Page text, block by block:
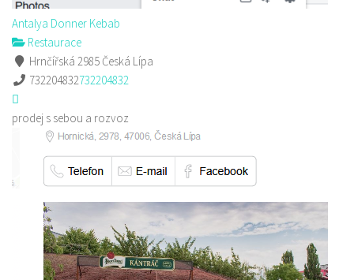
Antalya Donner Kebab
Restaurace
Hrnčířská 2985 Česká Lípa
732204832732204832
prodej s sebou a rozvoz